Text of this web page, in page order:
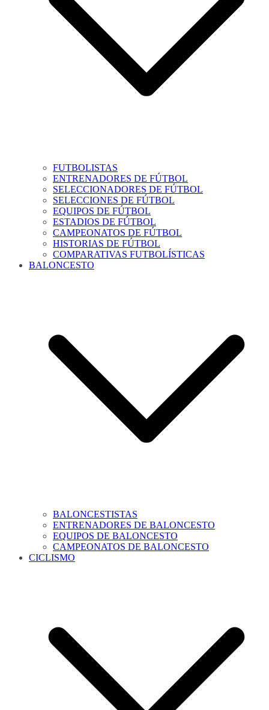
FUTBOLISTAS
ENTRENADORES DE FÚTBOL
SELECCIONADORES DE FÚTBOL
SELECCIONES DE FÚTBOL
EQUIPOS DE FÚTBOL
ESTADIOS DE FÚTBOL
CAMPEONATOS DE FÚTBOL
HISTORIAS DE FÚTBOL
COMPARATIVAS FUTBOLÍSTICAS
BALONCESTO
BALONCESTISTAS
ENTRENADORES DE BALONCESTO
EQUIPOS DE BALONCESTO
CAMPEONATOS DE BALONCESTO
CICLISMO